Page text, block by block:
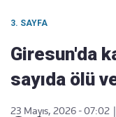
3. SAYFA
Giresun'da
sayıda ölü
23 Mayıs, 2026 - 07:02